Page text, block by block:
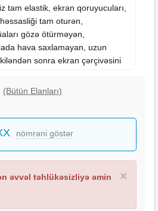
tam elastik, ekran qoruyucuları,
tam oturən,
gözə ötürməyən,
hava saxlamayan, uzun
sonra ekran çərçivəsini
üslubda yüksək keyfiyyətli
gələcək İn şə Allah .
saat akıllı saat smart watch
защитный экран
(Bütün Elanları)
nömrəni göstər
×
əvvəl təhlükəsizliyə əmin